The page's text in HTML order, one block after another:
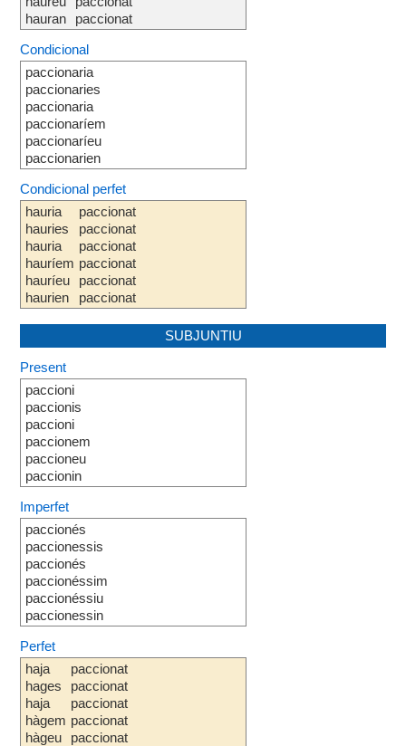
hauran
paccionat
Condicional
paccionaria
paccionaries
paccionaria
paccionaríem
paccionaríeu
paccionarien
Condicional perfet
hauria
hauries
hauria
hauríem
hauríeu
haurien
paccionat
paccionat
paccionat
paccionat
paccionat
paccionat
SUBJUNTIU
Present
paccioni
paccionis
paccioni
paccionem
paccioneu
paccionin
Imperfet
paccionés
paccionessis
paccionés
paccionéssim
paccionéssiu
paccionessin
Perfet
haja
hages
haja
hàgem
hàgeu
paccionat
paccionat
paccionat
paccionat
paccionat